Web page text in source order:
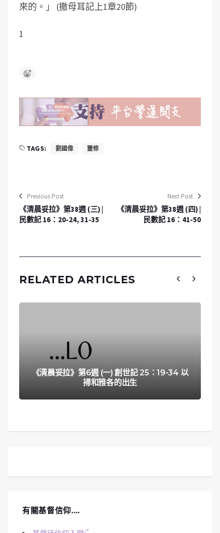
來的。」 (撒母耳記上1章20節)
1
TAGS: 劉國偉 靈修
Previous Post
《清晨妥拉》第38週 (三) |
民數記 16：20-24, 31-35
Next Post
《清晨妥拉》第38週 (四) |
民數記 16：41-50
RELATED ARTICLES
《清晨妥拉》第6週 (一) 創世記 25：19-34 以
掃和雅各的出生
有關基督信仰….